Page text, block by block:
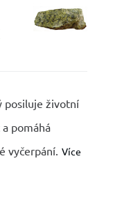
posiluje životní
pomáhá
vyčerpání. Více